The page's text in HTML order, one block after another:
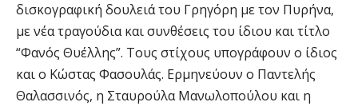
δισκογραφική δουλειά του Γρηγόρη με τον Πυρήνα,
με νέα τραγούδια και συνθέσεις του ίδιου και τίτλο
“Φανός Θυέλλης”. Τους στίχους υπογράφουν ο ίδιος
και ο Κώστας Φασουλάς. Ερμηνεύουν ο Παντελής
Θαλασσινός, η Σταυρούλα Μανωλοπούλου και η